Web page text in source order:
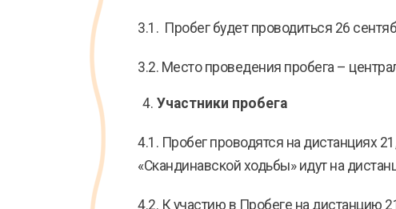
3.1. Пробег будет проводиться 26
3.2. Место проведения пробега –
Участники пробега
4.1. Пробег проводятся на дистанциях
«Скандинавской ходьбы» идут на
4.2. К участию в Пробеге на дистанцию